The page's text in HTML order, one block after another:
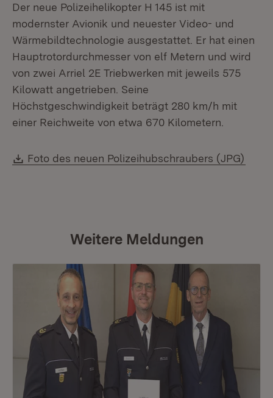
Der neue Polizeihelikopter H 145 ist mit
modernster Avionik und neuester Video- und
Wärmebildtechnologie ausgestattet. Er hat einen
Hauptrotordurchmesser von elf Metern und wird
von zwei Arriel 2E Triebwerken mit jeweils 575
Kilowatt angetrieben. Seine
Höchstgeschwindigkeit beträgt 280 km/h mit
einer Reichweite von etwa 670 Kilometern.
Download:
Foto des neuen Polizeihubschraubers (JPG)
Weitere Meldungen